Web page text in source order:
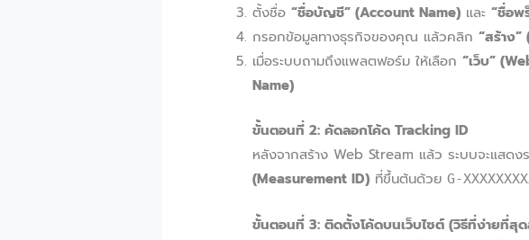
ตั้งชื่อ“ชื่อบัญชี” (Account Name) และ“ชื่อพ
กรอกข้อมูลทางธุรกิจของคุณ แล้วคลิก“สร้าง
เมื่อระบบถามถึงแพลตฟอร์ม ให้เลือก“เว็บ”
Name)
ขั้นตอนที่ 2: คัดลอกโค้ด Tracking ID
หลังจากสร้าง Web Stream แล้ว ระบบจะแสด
(Measurement ID) ที่ขึ้นต้นด้วยG-
ขั้นตอนที่ 3: ติดตั้งโค้ดบนเว็บไซต์ (วิธีที่ง่ายที่สุ